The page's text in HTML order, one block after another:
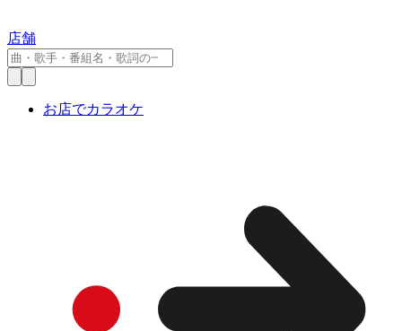
店舗
お店でカラオケ